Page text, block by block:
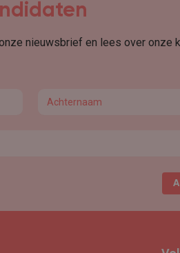
nieuwsbrief en lees over onze
Last name